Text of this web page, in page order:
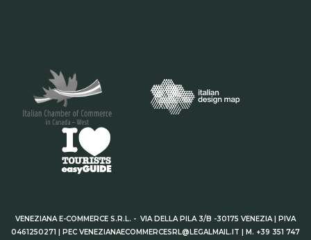
VENEZIANA E-COMMERCE S.R.L. - VIA DELLA PILA 3/B -30175 VENEZIA | PIVA
0461250271 | PEC VENEZIANAECOMMERCESRL@LEGALMAIL.IT | M. +39 351 747